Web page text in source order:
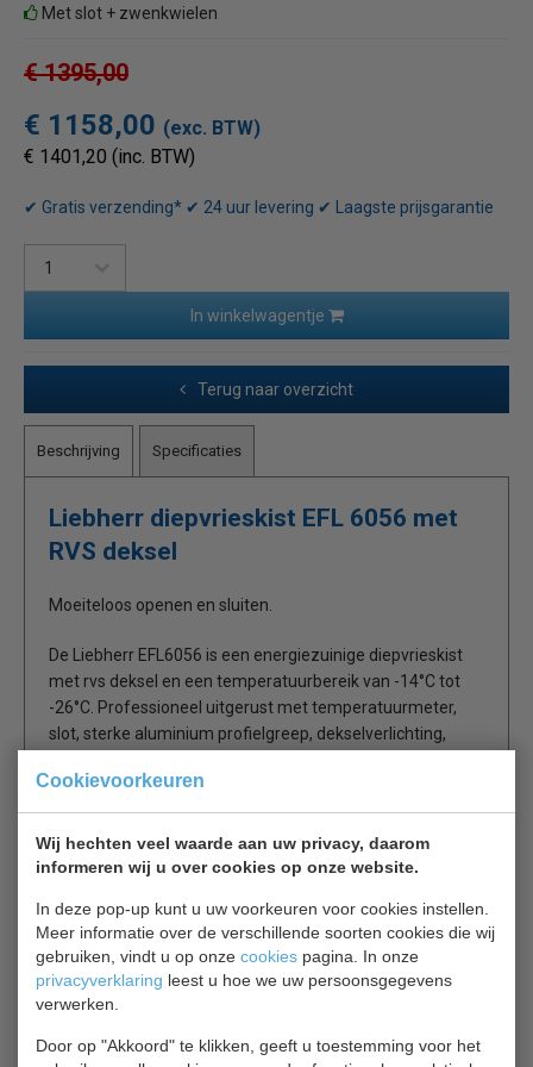
Cookievoorkeuren
Wij hechten veel waarde aan uw privacy, daarom
informeren wij u over cookies op onze website.
In deze pop-up kunt u uw voorkeuren voor cookies instellen.
Meer informatie over de verschillende soorten cookies die wij
gebruiken, vindt u op onze cookies pagina. In onze
privacyverklaring leest u hoe we uw persoonsgegevens
verwerken.
Door op "Akkoord" te klikken, geeft u toestemming voor het
Met slot + zwenkwielen
€ 1395,00
€ 1158,00 (exc. BTW)
€ 1401,20 (inc. BTW)
✔ Gratis verzending* ✔ 24 uur levering ✔ Laagste prijsgarantie
In winkelwagentje
Terug naar overzicht
Beschrijving Specificaties
Liebherr diepvrieskist EFL 6056 met
RVS deksel
Moeiteloos openen en sluiten.
De Liebherr EFL6056 is een energiezuinige diepvrieskist
met rvs deksel en een temperatuurbereik van -14°C tot
-26°C. Professioneel uitgerust met temperatuurmeter,
slot, sterke aluminium profielgreep, dekselverlichting,
Zeer geschikt voor uw horeca keuken.
Optie: manden
*5 jaar garantie (na aanmelding via www.Koelen.nl, binnen
3 maanden na aankoop)
Alle apparaten voor professioneel gebruik van Liebherr
komen in aanmerking voor 5 jaar zekerheid. Standaard
heeft u 1 jaar fabrieksgarantie. Mocht er van het tweede
tot en met het vijfde jaar na aankoopdatum een storing